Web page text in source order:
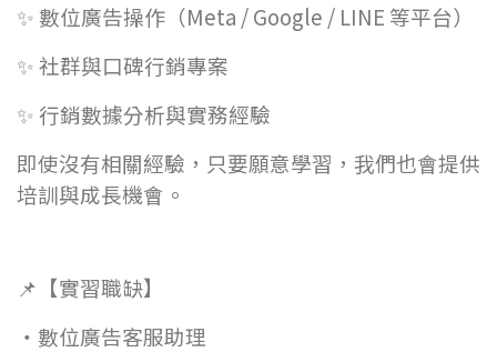
✨ 數位廣告操作（Meta / Google / LINE 等平台）
✨ 社群與口碑行銷專案
✨ 行銷數據分析與實務經驗
即使沒有相關經驗，只要願意學習，我們也會提供
培訓與成長機會。
📌【實習職缺】
・數位廣告客服助理